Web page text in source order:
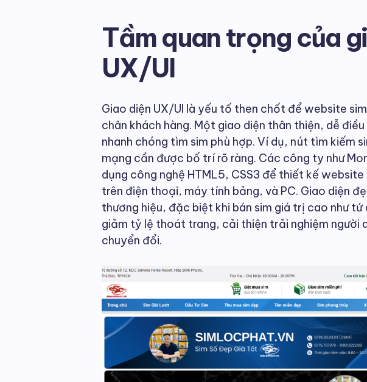
Tầm quan trọng của
UX/UI
Giao diện UX/UI là yếu tố then chốt để website
chân khách hàng. Một giao diện thân thiện, dễ
nhanh chóng tìm sim phù hợp. Ví dụ, nút tìm kiếm
mạng cần được bố trí rõ ràng. Các công ty như
dụng công nghệ HTML5, CSS3 để thiết kế
trên điện thoại, máy tính bảng, và PC. Giao diện
thương hiệu, đặc biệt khi bán sim giá trị cao như
giảm tỷ lệ thoát trang, cải thiện trải nghiệm người
chuyển đổi.